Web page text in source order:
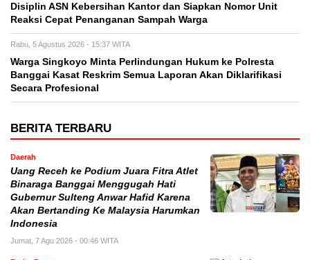
Disiplin ASN Kebersihan Kantor dan Siapkan Nomor Unit
Reaksi Cepat Penanganan Sampah Warga
Rabu, 5 Agustus 2026 - 15:37 WITA
Warga Singkoyo Minta Perlindungan Hukum ke Polresta
Banggai Kasat Reskrim Semua Laporan Akan Diklarifikasi
Secara Profesional
BERITA TERBARU
Daerah
Uang Receh ke Podium Juara Fitra Atlet
Binaraga Banggai Menggugah Hati
Gubernur Sulteng Anwar Hafid Karena
Akan Bertanding Ke Malaysia Harumkan
Indonesia
Jumat, 7 Agu 2026 - 00:46 WITA